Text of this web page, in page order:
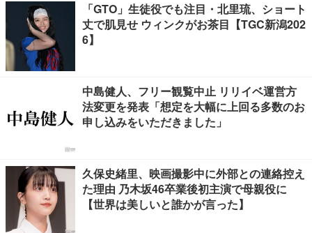
「GTO」生徒役でも注目・北里琉、ショート
丈で肌見せ ウィンクがお茶目【TGC新潟202
6】
中島健人、フリー観覧中止 リリイベ運営方
法変更を発表「想定を大幅に上回る多数のお
申し込みをいただきました」
久保史緒里、映画撮影中に外部との連絡控え
た理由 乃木坂46卒業後初主演で母親役に
【世界は美しいと誰かが言った】